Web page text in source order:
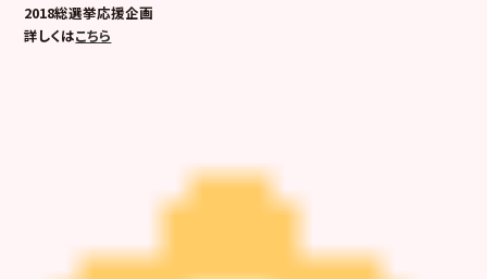
2018総選挙応援企画
詳しくはこちら